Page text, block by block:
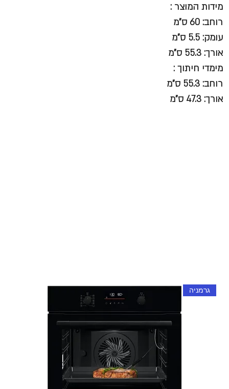
מידות המוצר :
רוחב: 60 ס"מ
עומק: 5.5 ס"מ
אורך: 55.3 ס"מ
מימדי חיתוך :
רוחב: 55.3 ס"מ
אורך: 47.3 ס"מ
גרמניה